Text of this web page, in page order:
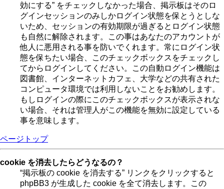
効にする” をチェックしなかった場合、掲示板はそのロ
グインセッションのみしかログイン状態を保とうとしな
いため、セッションの有効期限が過ぎるとログイン状態
も自然に解除されます。この事はあなたのアカウントが
他人に悪用される事を防いでくれます。常にログイン状
態を保ちたい場合、このチェックボックスをチェックし
てからログインしてください。この自動ログイン機能は
図書館、インターネットカフェ、大学などの共有された
コンピュータ環境では利用しないことをお勧めします。
もしログインの際にこのチェックボックスが表示されな
い場合、それは管理人がこの機能を無効に設定している
事を意味します。
ページトップ
cookie を消去したらどうなるの？
“掲示板の cookie を消去する” リンクをクリックすると
phpBB3 が生成した cookie を全て消去します。この